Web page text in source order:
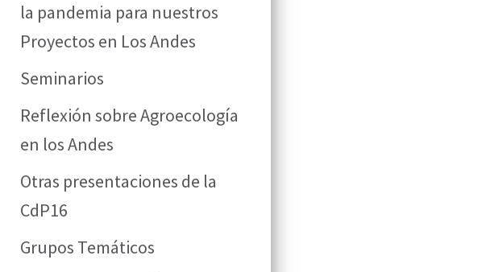
la pandemia para nuestros
Proyectos en Los Andes
Seminarios
Reflexión sobre Agroecología
en los Andes
Otras presentaciones de la
CdP16
Grupos Temáticos